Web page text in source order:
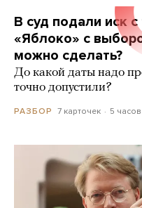
В суд подали иск
«Яблоко» с
можно сделать?
До какой даты надо
точно допустили?
РАЗБОР 7 карточек 5